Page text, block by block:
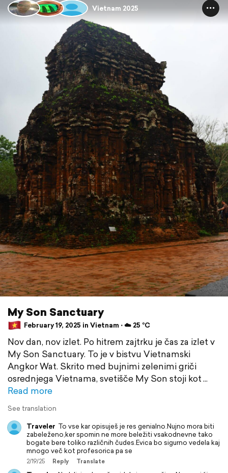
Vietnam 2025
My Son Sanctuary
February 19, 2025 in Vietnam ⋅ ☁️ 25 °C
Nov dan, nov izlet. Po hitrem zajtrku je čas za izlet v
My Son Sanctuary. To je v bistvu Vietnamski
Angkor Wat. Skrito med bujnimi zelenimi griči
osrednjega Vietnama, svetišče My Son stoji kot
Read more
See translation
Traveler To vse kar opisuješ je res genialno.Nujno mora biti
zabeleženo,ker spomin ne more beležiti vsakodnevne tako
bogate bere toliko različnih čudes.Evica bo sigurno vedela kaj
mnogo več kot profesorica pa se
2/19/25 Reply Translate